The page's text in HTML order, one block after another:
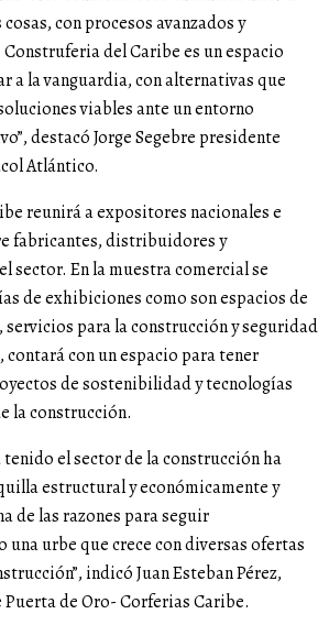
con procesos avanzados y
del Caribe es un espacio
a la vanguardia, con alternativas que
viables ante un entorno
destacó Jorge Segebre presidente
Atlántico.
reunirá a expositores nacionales e
fabricantes, distribuidores y
sector. En la muestra comercial se
de exhibiciones como son espacios de
para la construcción y seguridad
con un espacio para tener
de sostenibilidad y tecnologías
la construcción.
tenido el sector de la construcción ha
estructural y económicamente y
de las razones para seguir
urbe que crece con diversas ofertas
indicó Juan Esteban Pérez,
de Oro- Corferias Caribe.